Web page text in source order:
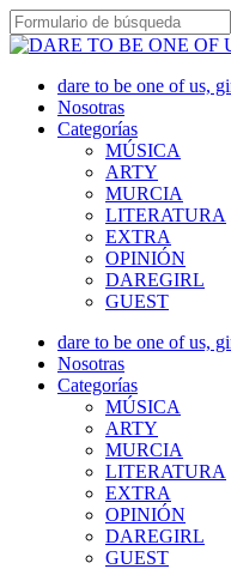
dare to be one of us,
Nosotras
Categorías
MÚSICA
ARTY
MURCIA
LITERATURA
EXTRA
OPINIÓN
DAREGIRL
GUEST
dare to be one of us,
Nosotras
Categorías
MÚSICA
ARTY
MURCIA
LITERATURA
EXTRA
OPINIÓN
DAREGIRL
GUEST